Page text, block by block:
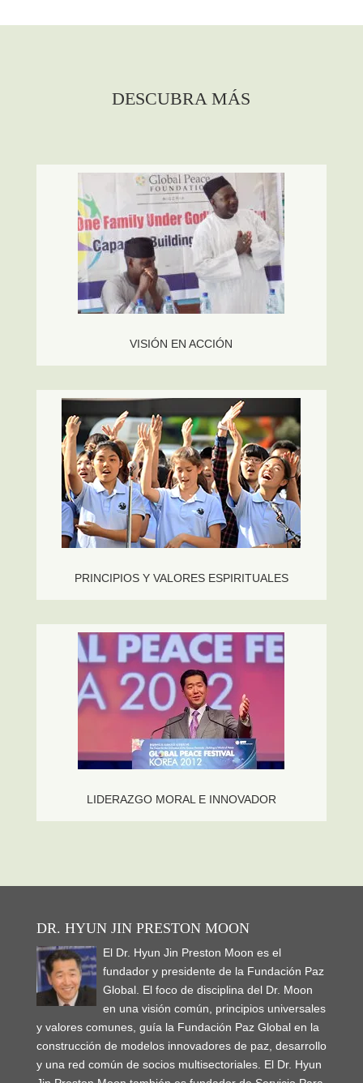
DESCUBRA MÁS
VISIÓN EN ACCIÓN
PRINCIPIOS Y VALORES ESPIRITUALES
LIDERAZGO MORAL E INNOVADOR
DR. HYUN JIN PRESTON MOON
El Dr. Hyun Jin Preston Moon es el
fundador y presidente de la Fundación Paz
Global. El foco de disciplina del Dr. Moon
en una visión común, principios universales
y valores comunes, guía la Fundación Paz Global en la
construcción de modelos innovadores de paz, desarrollo
y una red común de socios multisectoriales. El Dr. Hyun